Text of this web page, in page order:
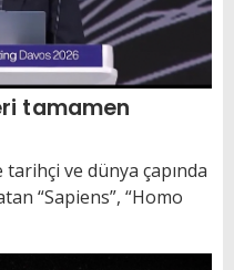
tamamen
ve dünya çapında
“Sapiens”, “Homo